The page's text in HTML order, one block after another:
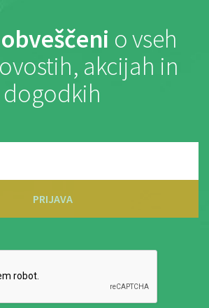
o vseh
akcijah in
dogodkih
PRIJAVA